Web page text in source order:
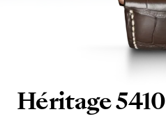
Héritage 5410